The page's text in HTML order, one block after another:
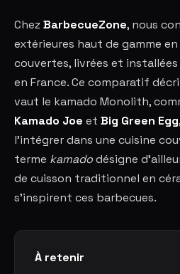
ChezBarbecueZone, nous
extérieures haut de gamme en
couvertes, livrées et
en France. Ce comparatif
vaut le kamado Monolith,
Kamado Joe et Big Green Egg
l'intégrer dans une cuisine
terme kamadodésigne
de cuisson traditionnel en
s'inspirent ces barbecues.
À retenir